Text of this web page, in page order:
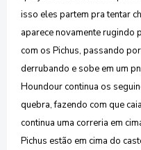
isso eles partem pra tentar
aparece novamente rugindo
com os Pichus, passando
derrubando e sobe em um
Houndour continua os
quebra, fazendo com que
continua uma correria em
Pichus estão em cima do